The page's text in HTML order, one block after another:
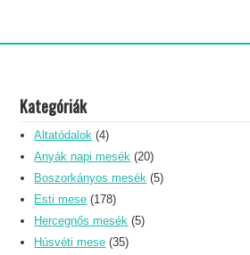
Kategóriák
Altatódalok (4)
Anyák napi mesék (20)
Boszorkányos mesék (5)
Esti mese (178)
Hercegnős mesék (5)
Húsvéti mese (35)